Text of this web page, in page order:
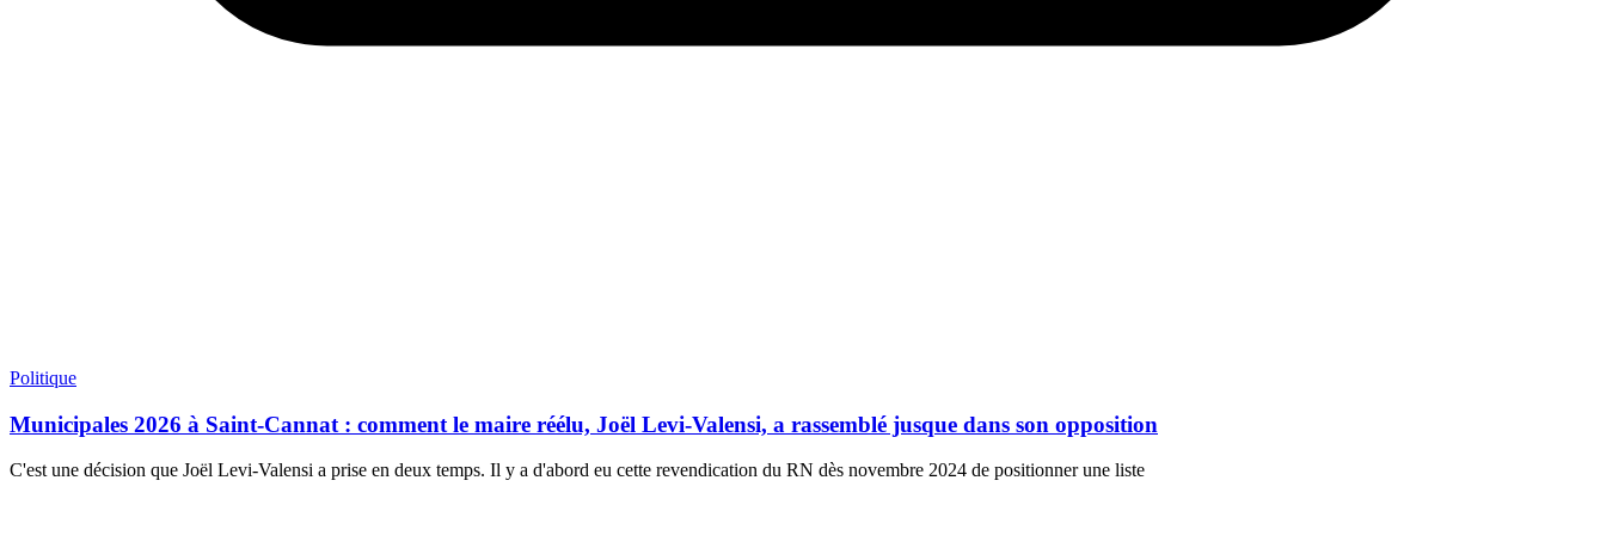
Politique
Municipales 2026 à Saint-Cannat : comment le maire réélu, Joël Levi-Valensi, a rassemblé jusque dans son opposition
C'est une décision que Joël Levi-Valensi a prise en deux temps. Il y a d'abord eu cette revendication du RN dès novembre 2024 de positionner une liste